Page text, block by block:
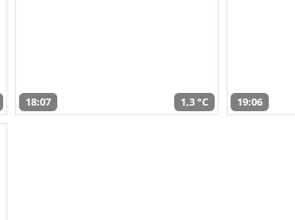
18:07 1,3 °C 19:06